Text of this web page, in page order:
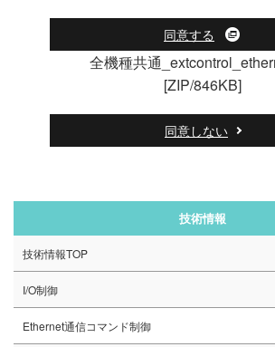
同意する
全機種共通
[ZIP/846KB]
同意しない
技術情報
技術情報TOP
I/O制御
Ethernet通信コマンド制御